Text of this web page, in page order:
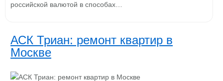
российской валютой в способах…
АСК Триан: ремонт квартир в
Москве